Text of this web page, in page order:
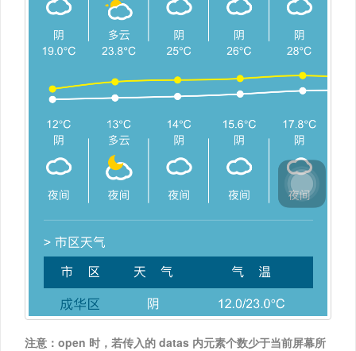
注意：open 时，若传入的 datas 内元素个数少于当前屏幕所